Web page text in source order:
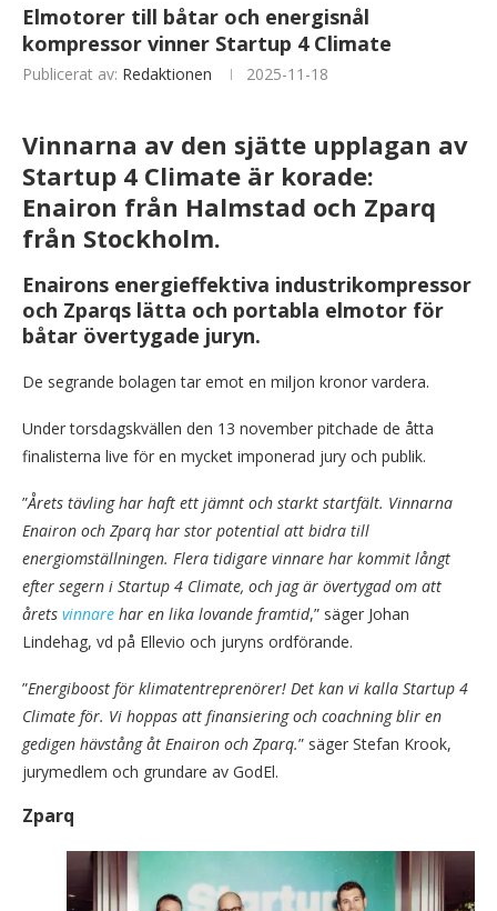
Elmotorer till båtar och energisnål
kompressor vinner Startup 4 Climate
Publicerat av: Redaktionen 2025-11-18
Vinnarna av den sjätte upplagan av
Startup 4 Climate är korade:
Enairon från Halmstad och Zparq
från Stockholm.
Enairons energieffektiva industrikompressor
och Zparqs lätta och portabla elmotor för
båtar övertygade juryn.
De segrande bolagen tar emot en miljon kronor vardera.
Under torsdagskvällen den 13 november pitchade de åtta
finalisterna live för en mycket imponerad jury och publik.
”Årets tävling har haft ett jämnt och starkt startfält. Vinnarna
Enairon och Zparq har stor potential att bidra till
energiomställningen. Flera tidigare vinnare har kommit långt
efter segern i Startup 4 Climate, och jag är övertygad om att
årets vinnare har en lika lovande framtid,” säger Johan
Lindehag, vd på Ellevio och juryns ordförande.
”Energiboost för klimatentreprenörer! Det kan vi kalla Startup 4
Climate för. Vi hoppas att finansiering och coachning blir en
gedigen hävstång åt Enairon och Zparq.” säger Stefan Krook,
jurymedlem och grundare av GodEl.
Zparq